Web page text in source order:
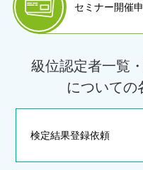
セミナー開催
級位認定者一覧
についての
検定結果登録依頼